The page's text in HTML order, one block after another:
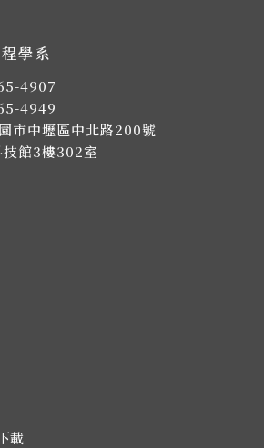
學系
4907
4949
市中壢區中北路200號
技館3樓302室
載